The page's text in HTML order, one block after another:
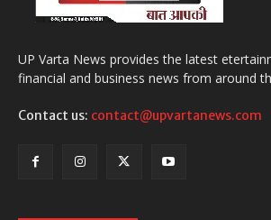
UP Varta News provides the latest
financial and business news from around
Contact us: contact@upvartanews.com